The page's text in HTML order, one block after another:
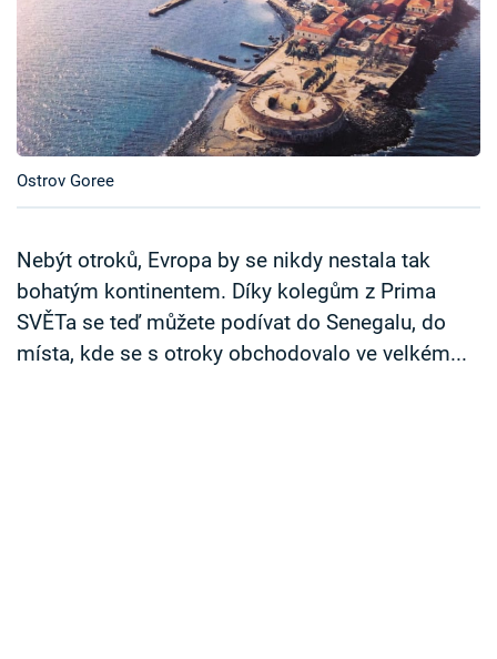
TV Program
Časopis
Sledujte prima+
Sledujte nás
Ostrov Goree
Nebýt otroků, Evropa by se nikdy nestala tak
bohatým kontinentem. Díky kolegům z Prima
SVĚTa se teď můžete podívat do Senegalu, do
místa, kde se s otroky obchodovalo ve velkém...